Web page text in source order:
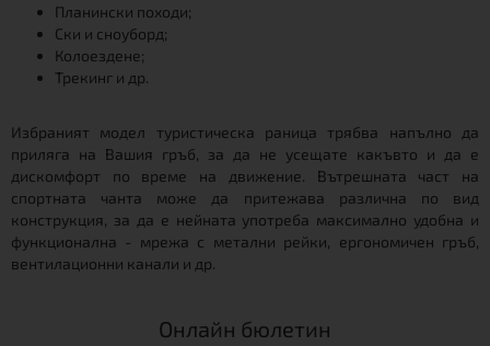
Планински походи;
Ски и сноуборд;
Колоездене;
Трекинг и др.
Избраният модел туристическа раница трябва напълно да
приляга на Вашия гръб, за да не усещате какъвто и да е
дискомфорт по време на движение. Вътрешната част на
спортната чанта може да притежава различна по вид
конструкция, за да е нейната употреба максимално удобна и
функционална - мрежа с метални рейки, ергономичен гръб,
вентилационни канали и др.
Онлайн бюлетин